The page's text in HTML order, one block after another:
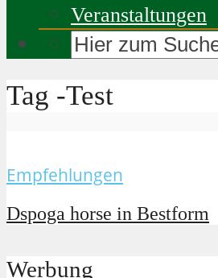
Veranstaltungen
Tag -Test
Empfehlungen
Dspoga horse in Bestform
Werbung